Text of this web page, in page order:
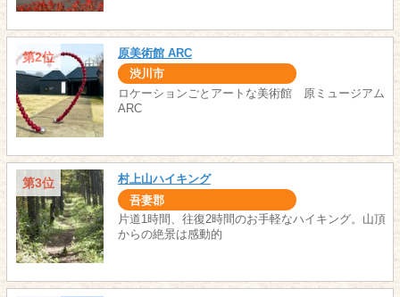
第2位 原美術館 ARC
渋川市
ロケーションごとアートな美術館 原ミュージアム
ARC
第3位 村上山ハイキング
吾妻郡
片道1時間、往復2時間のお手軽なハイキング。山頂
からの絶景は感動的